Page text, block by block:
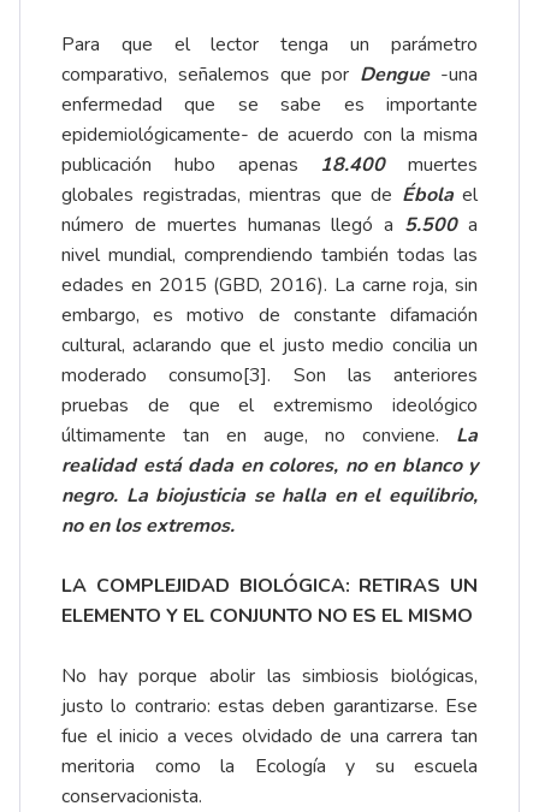
Para que el lector tenga un parámetro
comparativo, señalemos que por Dengue-una
enfermedad que se sabe es importante
epidemiológicamente- de acuerdo con la misma
publicación hubo apenas 18.400 muertes
globales registradas, mientras que de Ébolael
número de muertes humanas llegó a 5.500a
nivel mundial, comprendiendo también todas las
edades en 2015 (GBD, 2016). La carne roja, sin
embargo, es motivo de constante difamación
cultural, aclarando que el justo medio concilia un
moderado consumo[3]. Son las anteriores
pruebas de que el extremismo ideológico
últimamente tan en auge, no conviene. La
realidad está dada en colores, no en blanco y
negro. La biojusticia se halla en el equilibrio,
no en los extremos.
LA COMPLEJIDAD BIOLÓGICA: RETIRAS UN
ELEMENTO Y EL CONJUNTO NO ES EL MISMO
No hay porque abolir las simbiosis biológicas,
justo lo contrario: estas deben garantizarse. Ese
fue el inicio a veces olvidado de una carrera tan
meritoria como la Ecología y su escuela
conservacionista.